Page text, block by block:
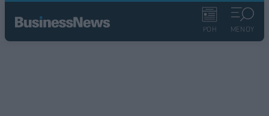
ΡΟΗ ΜΕΝΟΥ